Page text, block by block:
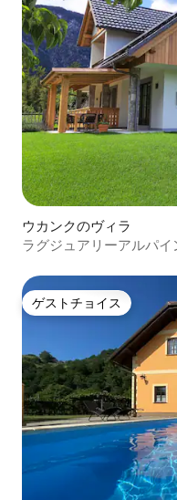
ウカンクのヴィラ
ラグジュアリーアルパイ
ゲストチョイス
ゲストチョイス